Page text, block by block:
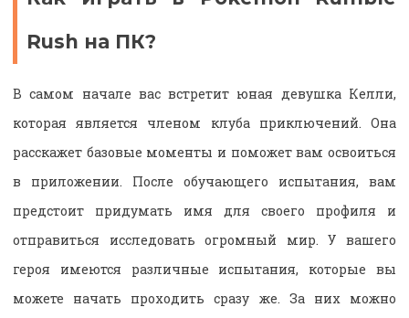
Rush на ПК?
В самом начале вас встретит юная девушка Келли,
которая является членом клуба приключений. Она
расскажет базовые моменты и поможет вам освоиться
в приложении. После обучающего испытания, вам
предстоит придумать имя для своего профиля и
отправиться исследовать огромный мир. У вашего
героя имеются различные испытания, которые вы
можете начать проходить сразу же. За них можно